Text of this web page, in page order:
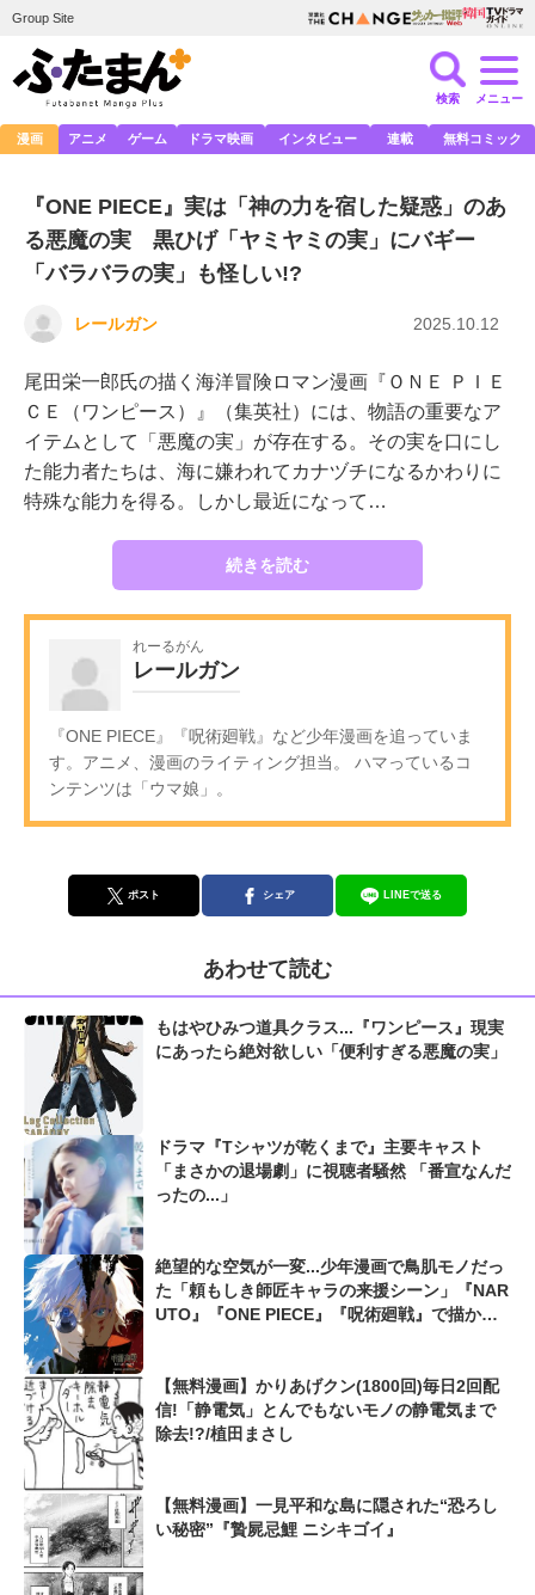
Group Site
検索 メニュー
漫画 アニメ ゲーム ドラマ映画 インタビュー 連載 無料コミック
『ONE PIECE』実は「神の力を宿した疑惑」のあ
る悪魔の実 黒ひげ「ヤミヤミの実」にバギー
「バラバラの実」も怪しい!?
レールガン 2025.10.12
尾田栄一郎氏の描く海洋冒険ロマン漫画『ＯＮＥ ＰＩＥ
ＣＥ（ワンピース）』（集英社）には、物語の重要なア
イテムとして「悪魔の実」が存在する。その実を口にし
た能力者たちは、海に嫌われてカナヅチになるかわりに
特殊な能力を得る。しかし最近になって…
続きを読む
れーるがん
レールガン
『ONE PIECE』『呪術廻戦』など少年漫画を追っていま
す。アニメ、漫画のライティング担当。 ハマっているコ
ンテンツは「ウマ娘」。
ポスト シェア LINEで送る
あわせて読む
もはやひみつ道具クラス...『ワンピース』現実
にあったら絶対欲しい「便利すぎる悪魔の実」
ドラマ『Tシャツが乾くまで』主要キャスト
「まさかの退場劇」に視聴者騒然 「番宣なんだ
ったの...」
絶望的な空気が一変...少年漫画で鳥肌モノだっ
た「頼もしき師匠キャラの来援シーン」『NAR
UTO』『ONE PIECE』『呪術廻戦』で描かれ
【無料漫画】かりあげクン(1800回)毎日2回配
信!「静電気」とんでもないモノの静電気まで
除去!?/植田まさし
【無料漫画】一見平和な島に隠された“恐ろし
い秘密”『贄屍忌鯉 ニシキゴイ』